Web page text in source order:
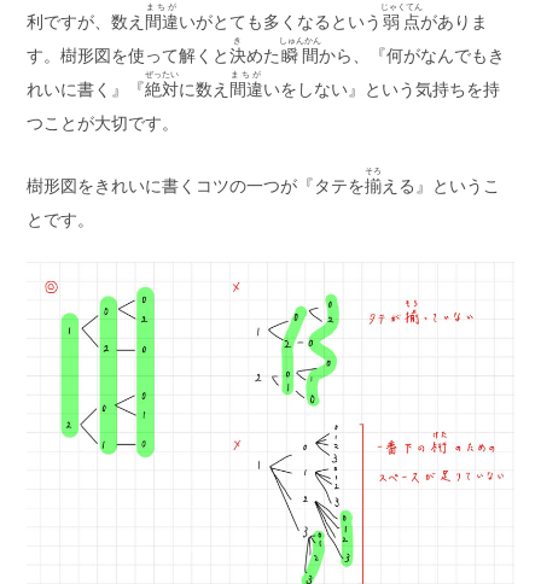
利ですが、数え 間違
まちが
いがとても多くなるという 弱点
じゃくてん
がありま
す。樹形図を使って解くと決
き
めた瞬間
しゅんかん
から、『何がなんでもき
れいに書く』『絶対
ぜったい
に数え 間違
まちが
いをしない』という気持ちを持
つことが大切です。
樹形図をきれいに書くコツの一つが『タテを揃
そろ
える』というこ
とです。